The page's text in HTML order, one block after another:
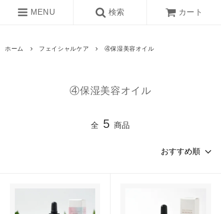
MENU 検索 カート
ホーム フェイシャルケア ④保湿美容オイル
④保湿美容オイル
全 5 商品